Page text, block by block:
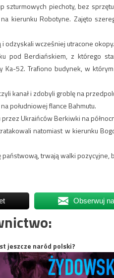
szturmowych piechoty, bez
kierunku Robotyne. Zajęto
odzyskali wcześniej utracone okopy.
pod Berdiańskiem, z którego
Ka-52. Trafiono budynek, w
kanał i zdobyli groblę na
południowej flance Bahmutu.
Ukraińców Berkiwki na
natomiast w kierunku
trwają walki
Obserwuj
jeszcze naród polski?